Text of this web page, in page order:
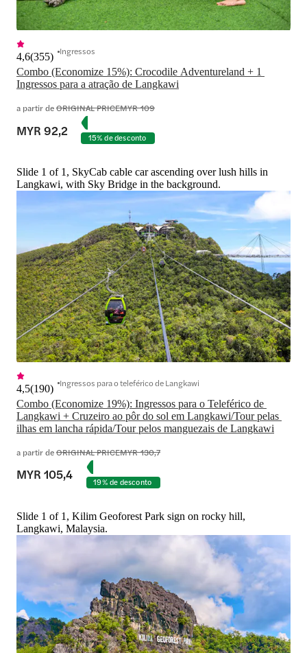
Combo (Economize 15%): Crocodile Adventureland + 1
Ingressos para a atração de Langkawi
4,6(355) Ingressos
a partir deORIGINAL PRICEMYR 109
MYR 92,2 15% de desconto
Slide 1 of 1, SkyCab cable car ascending over lush hills in
Langkawi, with Sky Bridge in the background.
Combo (Economize 19%): Ingressos para o Teleférico de
Langkawi + Cruzeiro ao pôr do sol em Langkawi/Tour pelas
ilhas em lancha rápida/Tour pelos manguezais de Langkawi
4,5(190) Ingressos para o teleférico de Langkawi
a partir deORIGINAL PRICEMYR 130,7
MYR 105,4 19% de desconto
Slide 1 of 1, Kilim Geoforest Park sign on rocky hill,
Langkawi, Malaysia.